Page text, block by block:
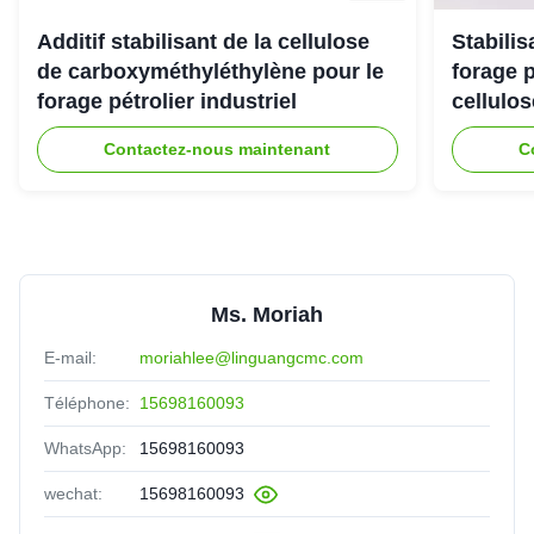
The viscoisty meets our requirement perfectly, and
dissolve quickly, no cake and impurities. Highly
recomended.
Additif stabilisant de la cellulose
de carboxyméthyléthylène pour le
forage pétrolier industriel
Contactez-nous maintenant
forage
Ms. Moriah
E-mail: moriahlee@linguangcmc.com
Téléphone: 15698160093
WhatsApp: 15698160093
wechat: 15698160093